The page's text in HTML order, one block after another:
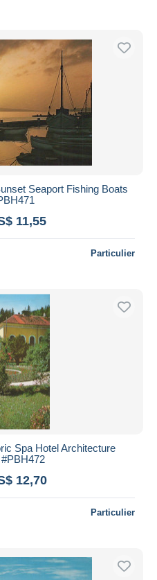
Seaport Fishing Boats
11,55
Particulier
Spa Hotel Architecture
12,70
Particulier